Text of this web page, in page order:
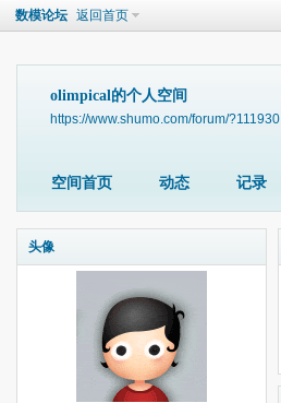
数模论坛 返回首页
olimpical的个人空间
https://www.shumo.com/forum/?111930
空间首页 动态 记录
头像